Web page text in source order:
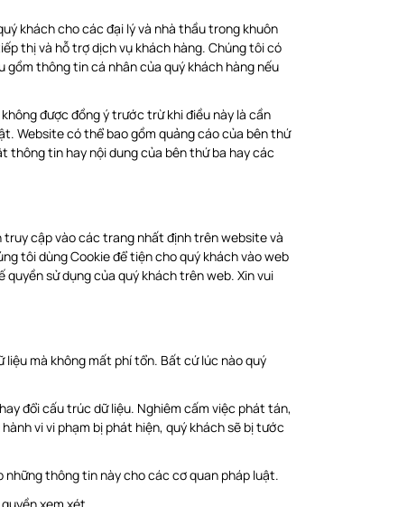
khách cho các đại lý và nhà thầu trong khuôn
thị và hỗ trợ dịch vụ khách hàng. Chúng tôi có
thông tin cá nhân của quý khách hàng nếu
được đồng ý trước trừ khi điều này là cần
Website có thể bao gồm quảng cáo của bên thứ
thông tin hay nội dung của bên thứ ba hay các
cập vào các trang nhất định trên website và
tôi dùng Cookie để tiện cho quý khách vào web
sử dụng của quý khách trên web. Xin vui
mà không mất phí tổn. Bất cứ lúc nào quý
đổi cấu trúc dữ liệu. Nghiêm cấm việc phát tán,
vi vi phạm bị phát hiện, quý khách sẽ bị tước
thông tin này cho các cơ quan pháp luật.